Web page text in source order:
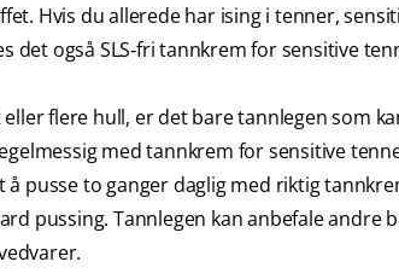
Hvis du allerede har ising i tenner,
det også SLS‑fri tannkrem for sensitive
flere hull, er det bare tannlegen som
med tannkrem for sensitive
å pusse to ganger daglig med riktig
pussing. Tannlegen kan anbefale andre